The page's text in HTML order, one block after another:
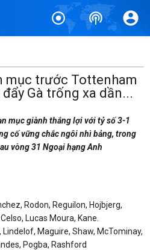
mục trước Tottenham
Gà trống xa dần...
mục giành thắng lợi với tỷ số 3-1
cố vững chắc ngôi nhì bảng, trong
vòng 31 Ngoại hạng Anh
Rodon, Reguilon, Hojbjerg,
Lucas Moura, Kane.
Lindelof, Maguire, Shaw, McTominay,
Pogba, Rashford